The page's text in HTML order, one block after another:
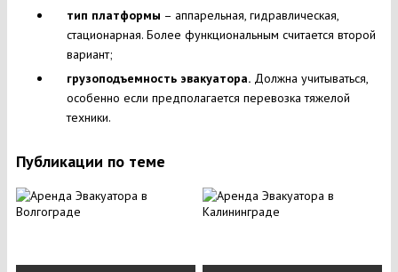
тип платформы – аппарельная, гидравлическая,
стационарная. Более функциональным считается второй
вариант;
грузоподъемность эвакуатора. Должна учитываться,
особенно если предполагается перевозка тяжелой
техники.
Публикации по теме